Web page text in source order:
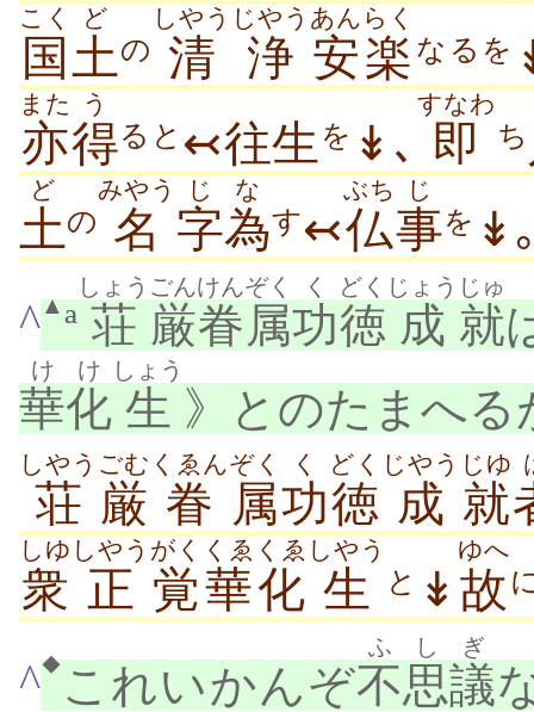
国
こく
土
ど
の 清浄
しやうじやう
安楽
あんらく
なるを
亦
また
得
う
ると ↢往生 を ↡､ 即
すなわ
ち
土
ど
の 名
みやう
字
じ
為
な
す↢仏
ぶち
事
じ
を ↡
^▲ª 荘
しょう
厳
ごん
眷属
けんぞく
功
く
徳
どく
成
じょう
就
じゅ
華
け
化
け
生
しょう
》とのたまへる
荘
しやう
厳
ごむ
眷
くゑん
属
ぞく
功
く
徳
どく
成
じやう
就
じゆ
衆
しゆ
正
しやう
覚
がく
華
くゑ
化
くゑ
生
しやう
と ↡ 故
ゆへ
^◆ これいかんぞ不
ふ
思議
しぎ